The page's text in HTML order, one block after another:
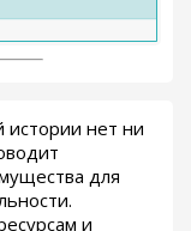
истории нет ни
для
и